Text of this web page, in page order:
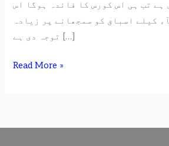
ہے تب ہی اس کورس کا فائدہ ہوگا اس
کیلے اسباق کو سمجھانے پر زیادہ
توجہ دی ہے […]
Read More »